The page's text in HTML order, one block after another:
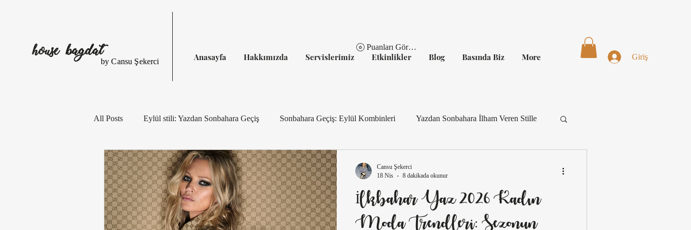
by Cansu Şekerci
house bagdat Anasayfa Hakkımızda Servislerimiz Etkinlikler Blog Basında Biz More
Puanları Görüntüle
Giriş
All Posts Eylül stili: Yazdan Sonbahara Geçiş Sonbahara Geçiş: Eylül Kombinleri Yazdan Sonbahara İlham Veren Stille
Eylül Stili: Çizgiler, Çiçekler, Iş Eylül Gardırobu: Geçiş Parçaları
Eylül Stilinde Çizgiler ve Desenler Gümüş Detaylarla Sonbahara Geçiş Tatilden Şehre: Eylül Kombin İlhamı
İlkbahar Yaz 2026 Kadın
Moda Trendleri: Sezonun
Cansu Şekerci
18 Nis
8 dakikada okunur